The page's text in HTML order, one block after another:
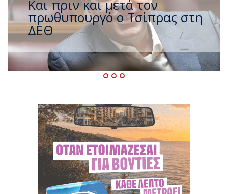
Έρχεται νέο ισχυρό κύμα
ζέστης με 40 βαθμούς Κελσίου
– Ο καιρός έως τον
Δεκαπενταύγουστο